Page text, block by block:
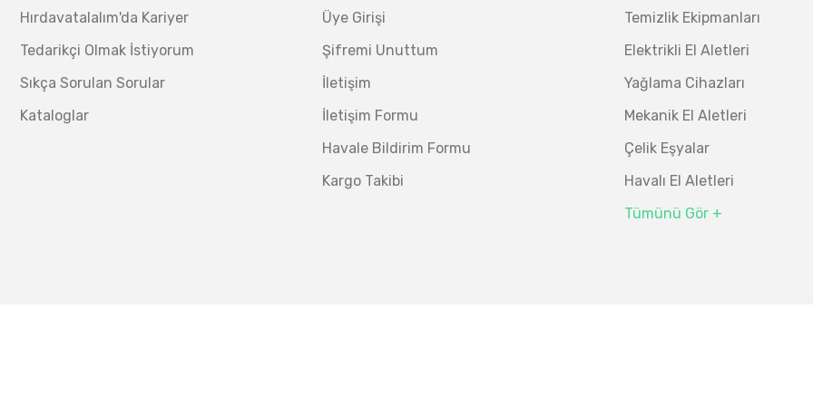
Ücretsiz Nakliye
26.847,00 TL
21.746,07 TL
%26
Hırdavatalalım'da Kariyer
Tedarikçi Olmak İstiyorum
Sıkça Sorulan Sorular
Kataloglar
Üye Girişi
Şifremi Unuttum
İletişim
İletişim Formu
Havale Bildirim Formu
Kargo Takibi
Temizlik Ekipmanları
Elektrikli El Aletleri
Yağlama Cihazları
Mekanik El Aletleri
Çelik Eşyalar
Havalı El Aletleri
Tümünü Gör +